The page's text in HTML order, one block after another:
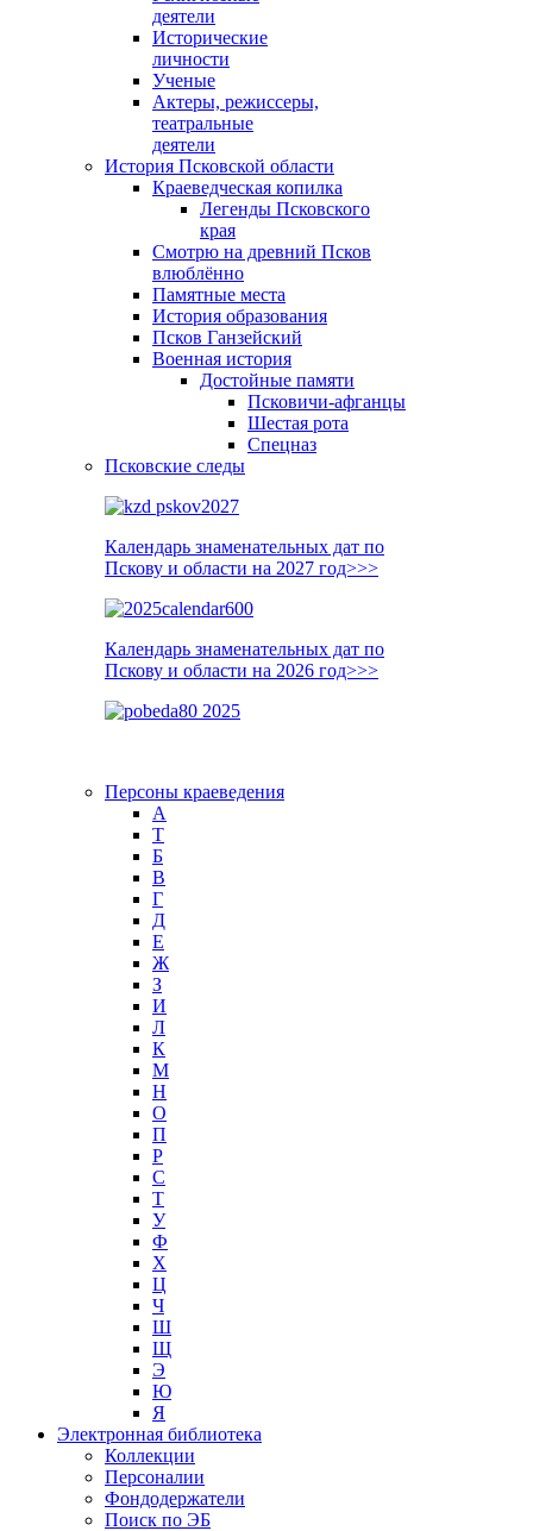
деятели
Исторические
личности
Ученые
Актеры, режиссеры,
театральные
деятели
История Псковской области
Краеведческая копилка
Легенды Псковского
края
Смотрю на древний Псков
влюблённо
Памятные места
История образования
Псков Ганзейский
Военная история
Достойные памяти
Псковичи-афганцы
Шестая рота
Спецназ
Псковские следы
Календарь знаменательных дат по
Пскову и области на 2027 год>>>
Календарь знаменательных дат по
Пскову и области на 2026 год>>>
Персоны краеведения
А
T
Б
В
Г
Д
Е
Ж
З
И
Л
К
М
Н
О
П
Р
С
Т
У
Ф
Х
Ц
Ч
Ш
Щ
Э
Ю
Я
Электронная библиотека
Коллекции
Персоналии
Фондодержатели
Поиск по ЭБ